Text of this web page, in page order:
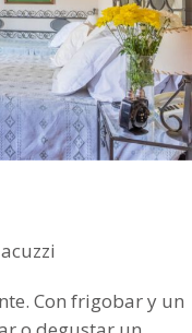
Con frigobar y un